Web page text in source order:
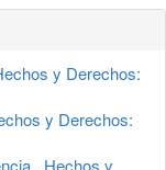
y Derechos:
y Derechos:
, Hechos y